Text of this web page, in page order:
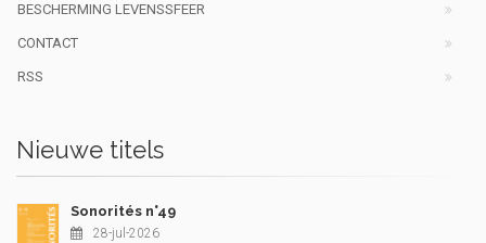
BESCHERMING LEVENSSFEER
CONTACT
RSS
Nieuwe titels
Sonorités n°49
28-jul-2026